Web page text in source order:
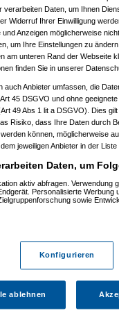
Bledsinn...(User86994am
Bledsinn...(Westam
Bledsinn... ( User86994
Re(16): Bledsinn...(Westam
Re(17): Bledsinn... (
Re(18): Bledsinn...(West
14:01:14)
14:12:49)
am 24.10.2006, 14:21:54)
am 24.10.2006, 14:25:29)
am 24.10.2006,
Westam 24.10.2006, 14:33:50)
User86994am 24.10.2006,
(Linux_Sucks
am 24.10.2006,
am 24.10.2006,
ich werde noch
der autobahn: ich werde
auf der autobahn: ich werde
auf der autobahn: ich
auf der autobahn:
verarbeiten Daten, um Ihnen
Widerruf Ihrer Einwilligung
Anzeigen möglicherweise
um Ihre Einstellungen zu
am unteren Rand der Webseite
finden Sie in unserer
auch Anbieter umfassen, die
45 DSGVO und ohne
49 Abs 1 lit a DSGVO). Dies
Risiko, dass Ihre Daten durch
können, möglicherweise
jeweiligen Anbieter in der
Daten, um
aktiv abfragen. Verwendung
Personalisierte Werbung
sowie
Konfigurieren
ablehnen